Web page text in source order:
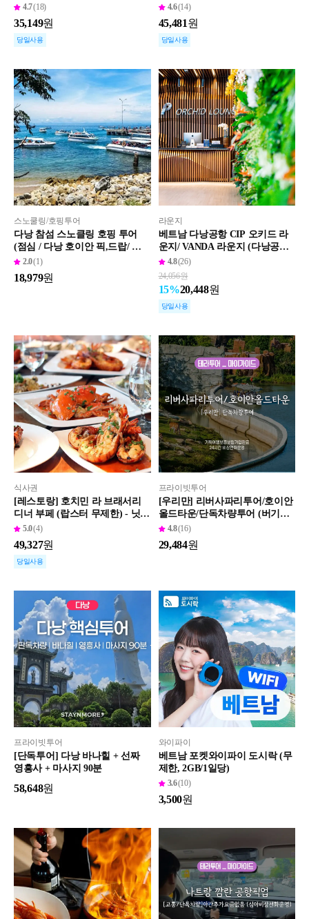
4.7(18)
35,149원
당일사용
쿠폰
4.6(14)
45,481원
당일사용
스노쿨링/호핑투어
다낭 참섬 스노클링 호핑 투어
(점심 / 다낭 호이안 픽,드랍/ 어
촌마을 방문)
2.0(1)
18,979원
라운지
베트남 다낭공항 CIP 오키드 라
운지/ VANDA 라운지 (다낭공항
출국장) TERA TOUR
4.8(26)
24,056원
15%20,448원
당일사용
식사권
[레스토랑] 호치민 라 브래서리
디너 부페 (랍스터 무제한) - 닛코
사이공
5.0(4)
49,327원
당일사용
프라이빗투어
[우리만] 리버사파리투어/호이안
올드타운/단독차량투어 (버기포
함/자유이용권)
4.8(16)
29,484원
프라이빗투어
[단독투어] 다낭 바나힐 + 선짜
영흥사 + 마사지 90분
58,648원
와이파이
베트남 포켓와이파이 도시락 (무
제한, 2GB/1일당)
3.6(10)
3,500원